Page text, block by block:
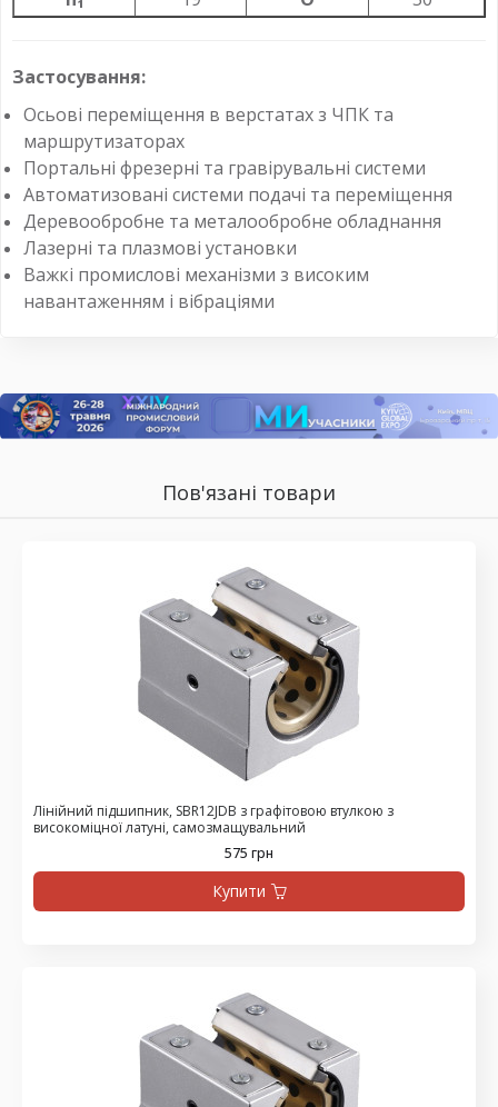
Застосування:
Осьові переміщення в верстатах з ЧПК та
маршрутизаторах
Портальні фрезерні та гравірувальні системи
Автоматизовані системи подачі та переміщення
Деревообробне та металообробне обладнання
Лазерні та плазмові установки
Важкі промислові механізми з високим
навантаженням і вібраціями
Пов'язані товари
Лінійний підшипник, SBR12JDB з графітовою втулкою з
високоміцної латуні, самозмащувальний
575 грн
Купити